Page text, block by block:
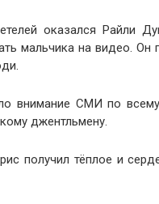
оказался Райли
мальчика на видео.
внимание СМИ по
джентльмену.
получил тёплое и